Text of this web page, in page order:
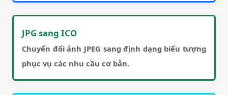
JPG sang ICO
Chuyển đổi ảnh JPEG sang định dạng biểu tượng
phục vụ các nhu cầu cơ bản.